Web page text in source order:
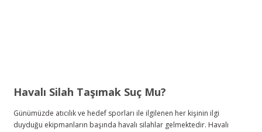
Havalı Silah Taşımak Suç Mu?
Günümüzde atıcılık ve hedef sporları ile ilgilenen her kişinin ilgi
duyduğu ekipmanların başında havalı silahlar gelmektedir. Havalı